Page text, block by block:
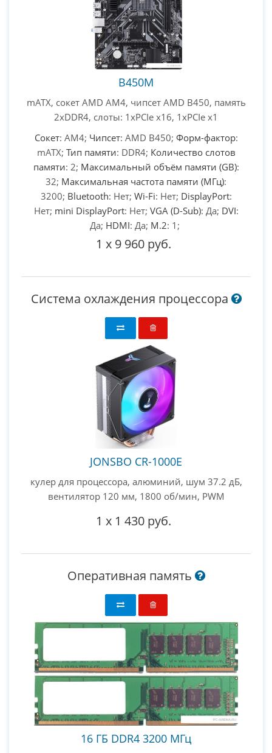
B450M
mATX, сокет AMD AM4, чипсет AMD B450, память
2xDDR4, слоты: 1xPCIe x16, 1xPCIe x1
Сокет: AM4; Чипсет: AMD B450; Форм-фактор:
mATX; Тип памяти: DDR4; Количество слотов
памяти: 2; Максимальный объём памяти (GB):
32; Максимальная частота памяти (МГц):
3200; Bluetooth: Нет; Wi-Fi: Нет; DisplayPort:
Нет; mini DisplayPort: Нет; VGA (D-Sub): Да; DVI:
Да; HDMI: Да; M.2: 1;
1 x 9 960 руб.
Система охлаждения процессора
JONSBO CR-1000E
кулер для процессора, алюминий, шум 37.2 дБ,
вентилятор 120 мм, 1800 об/мин, PWM
1 x 1 430 руб.
Оперативная память
16 ГБ DDR4 3200 МГц